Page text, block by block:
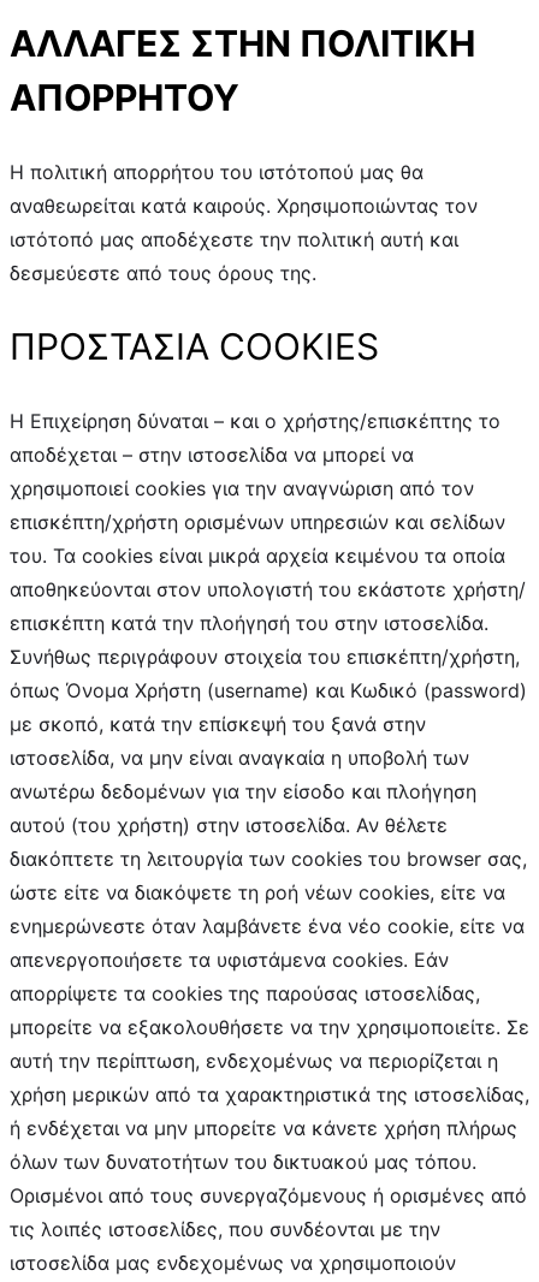
ΑΛΛΑΓΕΣ ΣΤΗΝ ΠΟΛΙΤΙΚΗ
ΑΠΟΡΡΗΤΟΥ
Η πολιτική απορρήτου του ιστότοπού μας θα
αναθεωρείται κατά καιρούς. Χρησιμοποιώντας τον
ιστότοπό μας αποδέχεστε την πολιτική αυτή και
δεσμεύεστε από τους όρους της.
ΠΡΟΣΤΑΣΙΑ COOKIES
H Επιχείρηση δύναται – και ο χρήστης/επισκέπτης το
αποδέχεται – στην ιστοσελίδα να μπορεί να
χρησιμοποιεί cookies για την αναγνώριση από τον
επισκέπτη/χρήστη ορισμένων υπηρεσιών και σελίδων
του. Τα cookies είναι μικρά αρχεία κειμένου τα οποία
αποθηκεύονται στον υπολογιστή του εκάστοτε χρήστη/
επισκέπτη κατά την πλοήγησή του στην ιστοσελίδα.
Συνήθως περιγράφουν στοιχεία του επισκέπτη/χρήστη,
όπως Όνομα Χρήστη (username) και Κωδικό (password)
με σκοπό, κατά την επίσκεψή του ξανά στην
ιστοσελίδα, να μην είναι αναγκαία η υποβολή των
ανωτέρω δεδομένων για την είσοδο και πλοήγηση
αυτού (του χρήστη) στην ιστοσελίδα. Αν θέλετε
διακόπτετε τη λειτουργία των cookies του browser σας,
ώστε είτε να διακόψετε τη ροή νέων cookies, είτε να
ενημερώνεστε όταν λαμβάνετε ένα νέο cookie, είτε να
απενεργοποιήσετε τα υφιστάμενα cookies. Εάν
απορρίψετε τα cookies της παρούσας ιστοσελίδας,
μπορείτε να εξακολουθήσετε να την χρησιμοποιείτε. Σε
αυτή την περίπτωση, ενδεχομένως να περιορίζεται η
χρήση μερικών από τα χαρακτηριστικά της ιστοσελίδας,
ή ενδέχεται να μην μπορείτε να κάνετε χρήση πλήρως
όλων των δυνατοτήτων του δικτυακού μας τόπου.
Ορισμένοι από τους συνεργαζόμενους ή ορισμένες από
τις λοιπές ιστοσελίδες, που συνδέονται με την
ιστοσελίδα μας ενδεχομένως να χρησιμοποιούν